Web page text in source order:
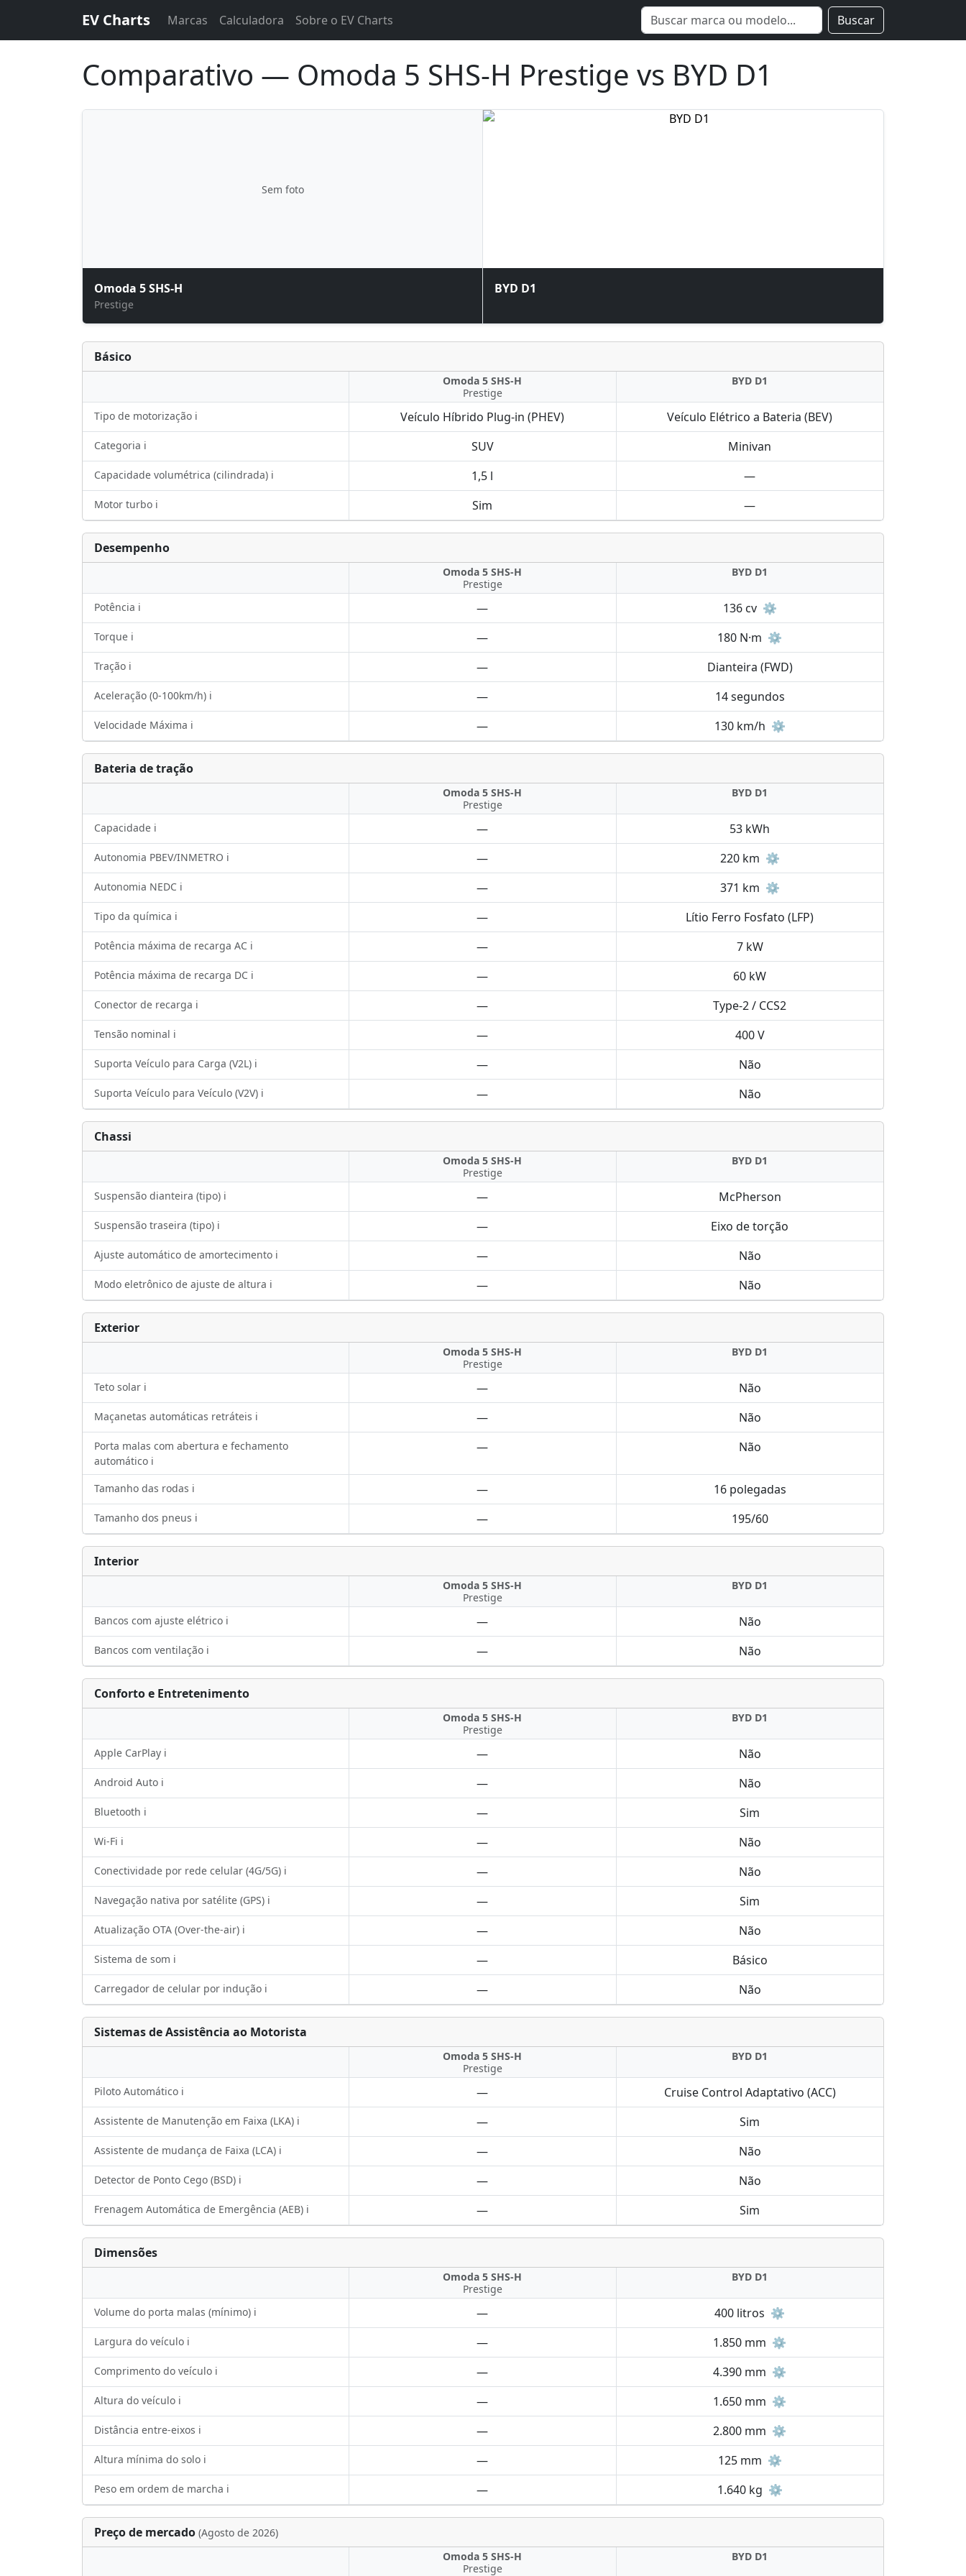
EV Charts Marcas Calculadora Sobre o EV Charts Buscar
Comparativo — Omoda 5 SHS-H Prestige vs BYD D1
Sem foto
Omoda 5 SHS-H
Prestige
BYD D1
Básico
Omoda 5 SHS-H
Prestige
BYD D1
Tipo de motorização ℹ️ Veículo Híbrido Plug-in (PHEV) Veículo Elétrico a Bateria (BEV)
Categoria ℹ️ SUV Minivan
Capacidade volumétrica (cilindrada) ℹ️ 1,5 l —
Motor turbo ℹ️ Sim —
Desempenho
Omoda 5 SHS-H
Prestige
BYD D1
Potência ℹ️ — 136 cv ⚙️
Torque ℹ️ — 180 N·m ⚙️
Tração ℹ️ — Dianteira (FWD)
Aceleração (0-100km/h) ℹ️ — 14 segundos
Velocidade Máxima ℹ️ — 130 km/h ⚙️
Bateria de tração
Omoda 5 SHS-H
Prestige
BYD D1
Capacidade ℹ️ — 53 kWh
Autonomia PBEV/INMETRO ℹ️ — 220 km ⚙️
Autonomia NEDC ℹ️ — 371 km ⚙️
Tipo da química ℹ️ — Lítio Ferro Fosfato (LFP)
Potência máxima de recarga AC ℹ️ — 7 kW
Potência máxima de recarga DC ℹ️ — 60 kW
Conector de recarga ℹ️ — Type-2 / CCS2
Tensão nominal ℹ️ — 400 V
Suporta Veículo para Carga (V2L) ℹ️ — Não
Suporta Veículo para Veículo (V2V) ℹ️ — Não
Chassi
Omoda 5 SHS-H
Prestige
BYD D1
Suspensão dianteira (tipo) ℹ️ — McPherson
Suspensão traseira (tipo) ℹ️ — Eixo de torção
Ajuste automático de amortecimento ℹ️ — Não
Modo eletrônico de ajuste de altura ℹ️ — Não
Exterior
Omoda 5 SHS-H
Prestige
BYD D1
Teto solar ℹ️ — Não
Maçanetas automáticas retráteis ℹ️ — Não
Porta malas com abertura e fechamento
automático ℹ️
— Não
Tamanho das rodas ℹ️ — 16 polegadas
Tamanho dos pneus ℹ️ — 195/60
Interior
Omoda 5 SHS-H
Prestige
BYD D1
Bancos com ajuste elétrico ℹ️ — Não
Bancos com ventilação ℹ️ — Não
Conforto e Entretenimento
Omoda 5 SHS-H
Prestige
BYD D1
Apple CarPlay ℹ️ — Não
Android Auto ℹ️ — Não
Bluetooth ℹ️ — Sim
Wi-Fi ℹ️ — Não
Conectividade por rede celular (4G/5G) ℹ️ — Não
Navegação nativa por satélite (GPS) ℹ️ — Sim
Atualização OTA (Over-the-air) ℹ️ — Não
Sistema de som ℹ️ — Básico
Carregador de celular por indução ℹ️ — Não
Sistemas de Assistência ao Motorista
Omoda 5 SHS-H
Prestige
BYD D1
Piloto Automático ℹ️ — Cruise Control Adaptativo (ACC)
Assistente de Manutenção em Faixa (LKA) ℹ️ — Sim
Assistente de mudança de Faixa (LCA) ℹ️ — Não
Detector de Ponto Cego (BSD) ℹ️ — Não
Frenagem Automática de Emergência (AEB) ℹ️ — Sim
Dimensões
Omoda 5 SHS-H
Prestige
BYD D1
Volume do porta malas (mínimo) ℹ️ — 400 litros ⚙️
Largura do veículo ℹ️ — 1.850 mm ⚙️
Comprimento do veículo ℹ️ — 4.390 mm ⚙️
Altura do veículo ℹ️ — 1.650 mm ⚙️
Distância entre-eixos ℹ️ — 2.800 mm ⚙️
Altura mínima do solo ℹ️ — 125 mm ⚙️
Peso em ordem de marcha ℹ️ — 1.640 kg ⚙️
Preço de mercado (Agosto de 2026)
Omoda 5 SHS-H
Prestige
BYD D1